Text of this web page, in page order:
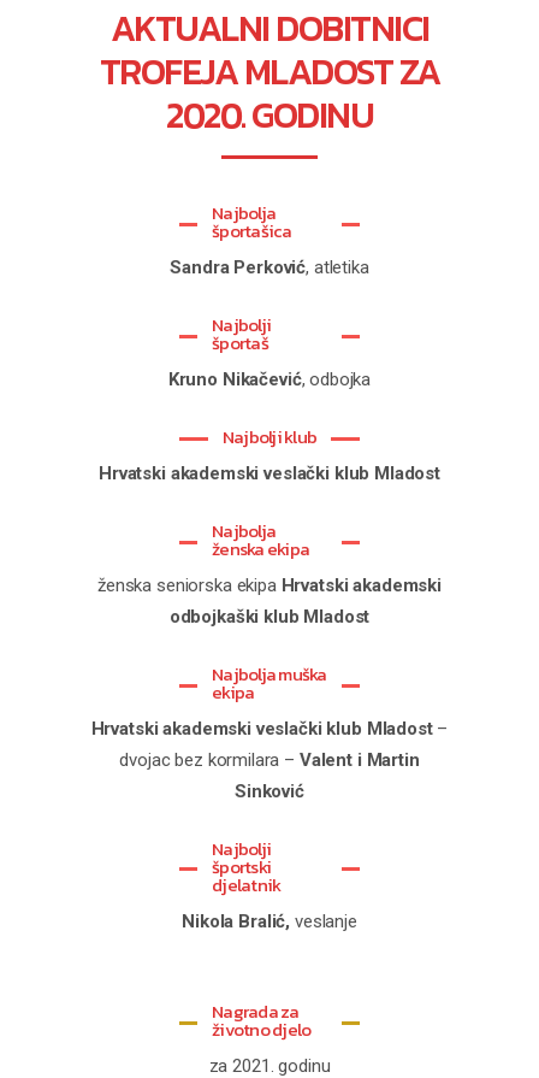
AKTUALNI DOBITNICI
TROFEJA MLADOST ZA
2020. GODINU
Najbolja
športašica
Sandra Perković, atletika
Najbolji
športaš
Kruno Nikačević, odbojka
Najbolji klub
Hrvatski akademski veslački klub Mladost
Najbolja
ženska ekipa
ženska seniorska ekipa Hrvatski akademski
odbojkaški klub Mladost
Najbolja muška
ekipa
Hrvatski akademski veslački klub Mladost–
dvojac bez kormilara – Valent i Martin
Sinković
Najbolji
športski
djelatnik
Nikola Bralić, veslanje
Nagrada za
životno djelo
za 2021. godinu